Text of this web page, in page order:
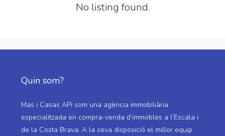
No listing found.
Quin som?
Mas i Casas APi som una agència immobiliària
especialitzada en compra-venda d’immobles a l’Escala i
de la Costa Brava. A la seva disposició el millor equip